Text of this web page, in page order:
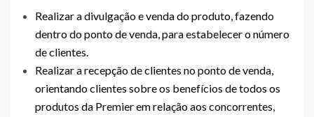
Realizar a divulgação e venda do produto, fazendo
dentro do ponto de venda, para estabelecer o número
de clientes.
Realizar a recepção de clientes no ponto de venda,
orientando clientes sobre os benefícios de todos os
produtos da Premier em relação aos concorrentes,